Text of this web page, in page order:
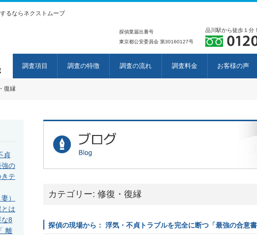
るならネクストムーブ
探偵業届出番号
東京都公安委員会 第30160127号
品川駅から徒歩１分
調査項目 調査の特徴 調査の流れ 調査料金 お客様の声
復縁
カテゴリー: 修復・復縁
探偵の現場から： 浮気・不貞トラブルを完全に断つ「最強の合意
貞
強の
テ
）
は
な8
離